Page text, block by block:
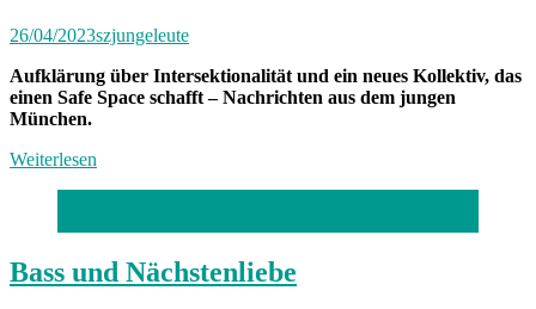
26/04/2023szjungeleute
Aufklärung über Intersektionalität und ein neues Kollektiv, das
einen Safe Space schafft – Nachrichten aus dem jungen
München.
Weiterlesen
Bass und Nächstenliebe